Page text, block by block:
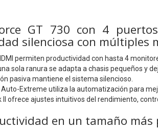
GT 730 con 4
silenciosa con múltiples
permiten productividad con hasta 4
sola ranura se adapta a chasis pequeños y
pasiva mantiene el sistema silencioso.
Extreme utiliza la automatización para
II ofrece ajustes intuitivos del rendimiento,
en un tamaño más